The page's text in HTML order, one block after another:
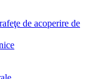
de acoperire de